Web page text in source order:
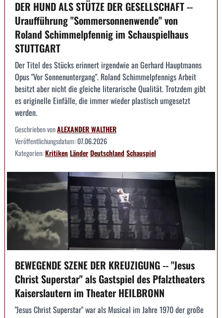
DER HUND ALS STÜTZE DER GESELLSCHAFT --
Uraufführung "Sommersonnenwende" von
Roland Schimmelpfennig im Schauspielhaus
STUTTGART
Der Titel des Stücks erinnert irgendwie an Gerhard Hauptmanns
Opus "Vor Sonnenuntergang". Roland Schimmelpfennigs Arbeit
besitzt aber nicht die gleiche literarische Qualität. Trotzdem gibt
es originelle Einfälle, die immer wieder plastisch umgesetzt
werden.
Geschrieben vonALEXANDER WALTHER
Veröffentlichungsdatum:07.06.2026
Kategorien:KritikenLänderDeutschlandSchauspiel
BEWEGENDE SZENE DER KREUZIGUNG -- "Jesus
Christ Superstar" als Gastspiel des Pfalztheaters
Kaiserslautern im Theater HEILBRONN
"Jesus Christ Superstar" war als Musical im Jahre 1970 der große